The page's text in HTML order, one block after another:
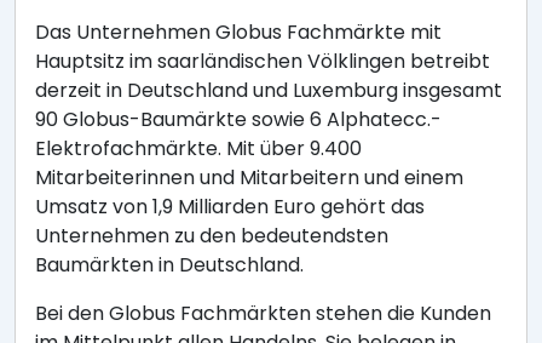
Das Unternehmen Globus Fachmärkte mit
Hauptsitz im saarländischen Völklingen betreibt
derzeit in Deutschland und Luxemburg insgesamt
90 Globus-Baumärkte sowie 6 Alphatecc.-
Elektrofachmärkte. Mit über 9.400
Mitarbeiterinnen und Mitarbeitern und einem
Umsatz von 1,9 Milliarden Euro gehört das
Unternehmen zu den bedeutendsten
Baumärkten in Deutschland.
Bei den Globus Fachmärkten stehen die Kunden